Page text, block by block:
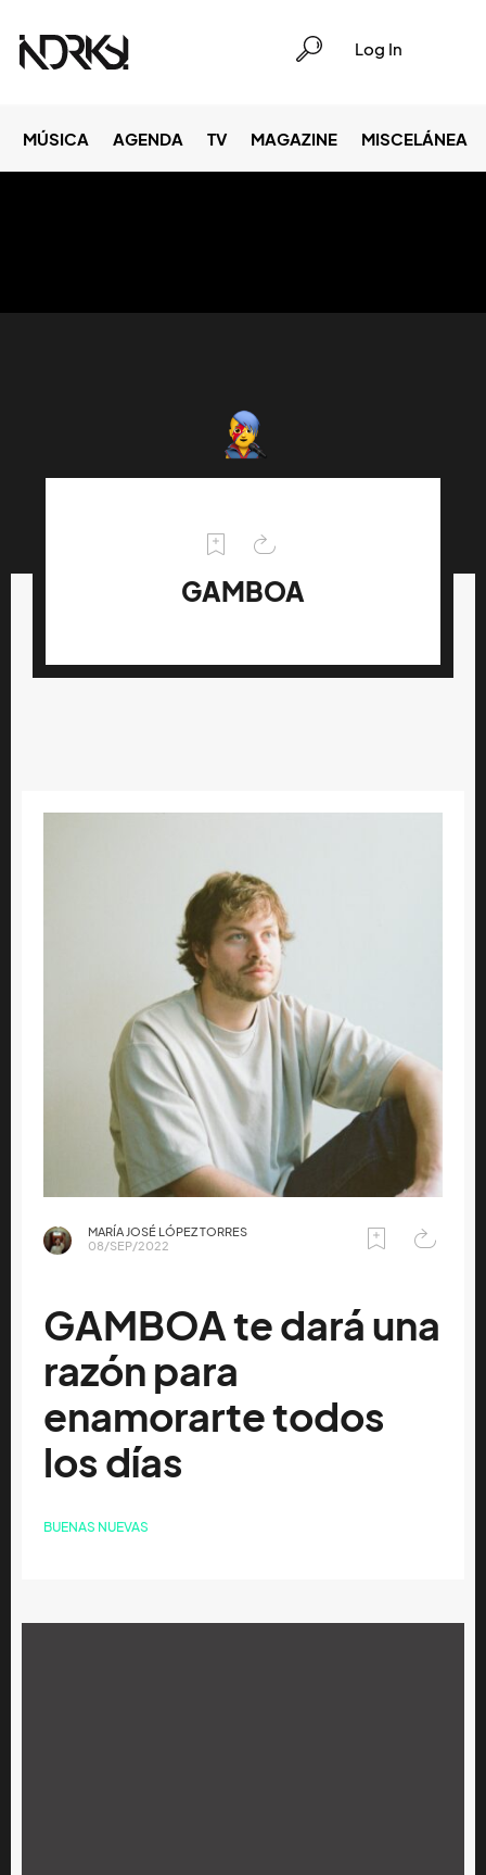
Log In
MÚSICA AGENDA TV MAGAZINE MISCELÁNEA
GAMBOA
MARÍA JOSÉ LÓPEZ TORRES
08/SEP/2022
GAMBOA te dará una
razón para
enamorarte todos
los días
BUENAS NUEVAS